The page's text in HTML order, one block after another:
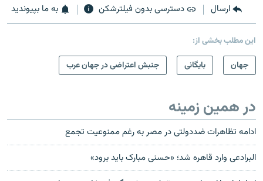
ارسال دسترسی بدون فیلترشکن به ما بپیوندید
این مطلب بخشی از:
جهان
بایگانی جنبش اعتراضی در جهان عرب
در همین زمینه
ادامه تظاهرات ضددولتی در مصر به رغم ممنوعیت تجمع
البرادعی وارد قاهره شد؛ «حسنی مبارک باید برود»